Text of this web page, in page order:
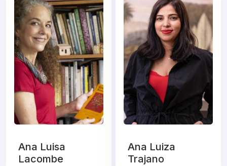
Ana Luisa
Lacombe
Ana Luiza
Trajano